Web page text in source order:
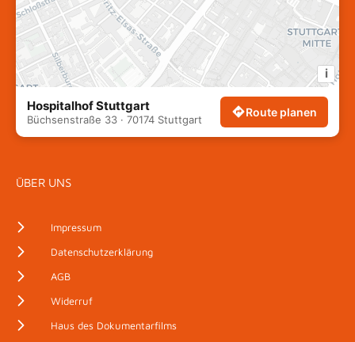
i
Hospitalhof Stuttgart
Büchsenstraße 33 · 70174 Stuttgart
Route planen
ÜBER UNS
Impressum
Datenschutzerklärung
AGB
Widerruf
Haus des Dokumentarfilms